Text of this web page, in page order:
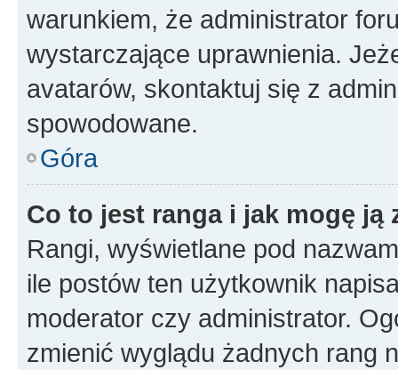
warunkiem, że administrator
wystarczające uprawnienia.
avatarów, skontaktuj się z
spowodowane.
Góra
Co to jest ranga i jak mogę ją
Rangi, wyświetlane pod
ile postów ten użytkownik
moderator czy administrator.
zmienić wyglądu żadnych rang